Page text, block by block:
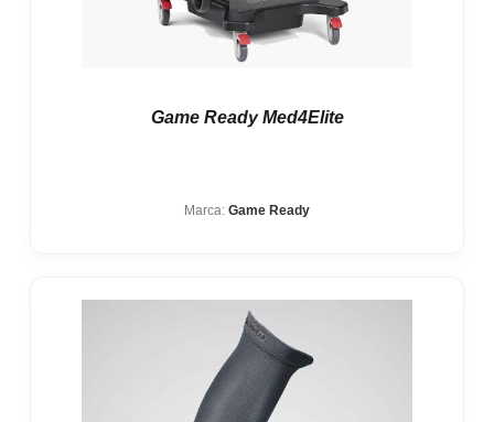
Game Ready Med4Elite
Marca: Game Ready